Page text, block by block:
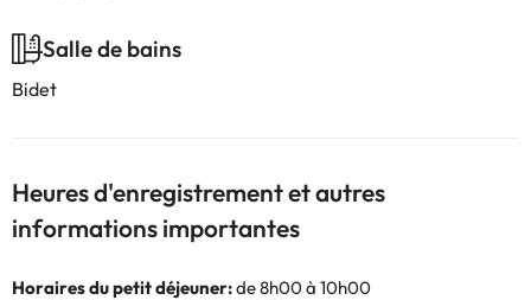
Salle de bains
Bidet
Heures d'enregistrement et autres
informations importantes
Horaires du petit déjeuner:de 8h00 à 10h00